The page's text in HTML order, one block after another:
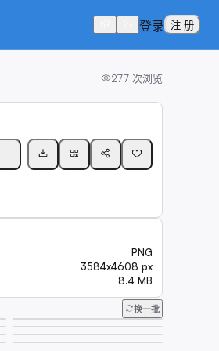
登录 注 册
277 次浏览
PNG
3584x4608 px
8.4 MB
换一批